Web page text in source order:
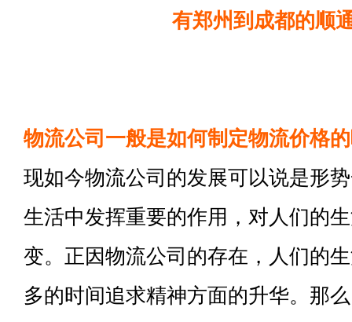
有郑州到成都的顺
物流公司一般是如何制定物流价格
现如今物流公司的发展可以说是形
生活中发挥重要的作用，对人们的
变。正因物流公司的存在，人们的
多的时间追求精神方面的升华。那